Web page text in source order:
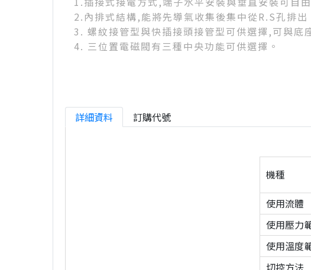
2.內排式結構,能將先導氣收集後集中從R.S孔排出
3. 螺紋接管型與快插接頭接管型可供選擇,可與底
4. 三位置電磁閥有三種中央功能可供選擇。
詳細資料 訂購代號
機種
使用流體
使用壓力
使用溫度
切控方法